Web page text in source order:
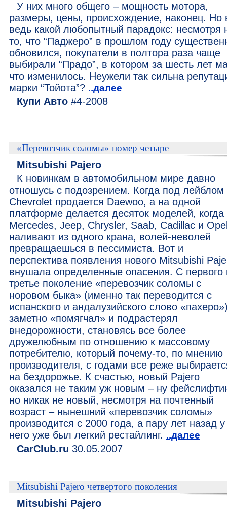
У них много общего – мощность мотора,
размеры, цены, происхождение, наконец. Но
ведь какой любопытный парадокс: несмотря
то, что “Паджеро” в прошлом году
обновился, покупатели в полтора раза чаще
выбирали “Прадо”, в котором за шесть лет
что изменилось. Неужели так сильна
марки “Тойота”? ..далее
Купи Авто #4-2008
«Перевозчик соломы» номер четыре
Mitsubishi Pajero
К новинкам в автомобильном мире давно
отношусь с подозрением. Когда под лейблом
Chevrolet продается Daewoo, а на одной
платформе делается десяток моделей, когда
Mercedes, Jeep, Chrysler, Saab, Cadillac и
наливают из одного крана, волей-неволей
превращаешься в пессимиста. Вот и
перспектива появления нового Mitsubishi
внушала определенные опасения. С первого
третье поколение «перевозчик соломы с
норовом быка» (именно так переводится с
испанского и андалузийского слово
заметно «помягчал» и подрастерял
внедорожности, становясь все более
дружелюбным по отношению к массовому
потребителю, который почему-то, по мнению
производителя, с годами все реже
на бездорожье. К счастью, новый Pajero
оказался не таким уж новым – ну
но никак не новый, несмотря на почтенный
возраст – нынешний «перевозчик соломы»
производится с 2000 года, а пару лет назад у
него уже был легкий рестайлинг. ..далее
CarClub.ru 30.05.2007
Mitsubishi Pajero четвертого поколения
Mitsubishi Pajero